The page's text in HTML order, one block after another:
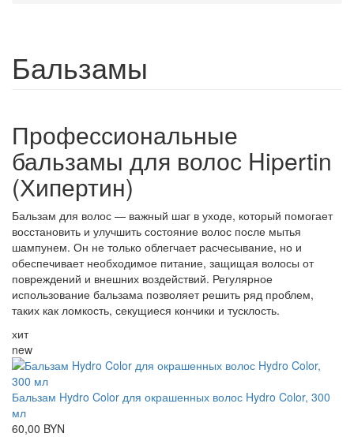
Бальзамы
Профессиональные
бальзамы для волос Hipertin
(Хипертин)
Бальзам для волос — важный шаг в уходе, который помогает
восстановить и улучшить состояние волос после мытья
шампунем. Он не только облегчает расчесывание, но и
обеспечивает необходимое питание, защищая волосы от
повреждений и внешних воздействий. Регулярное
использование бальзама позволяет решить ряд проблем,
таких как ломкость, секущиеся кончики и тусклость.
хит
new
Бальзам Hydro Color для окрашенных волос Hydro Color, 300
мл
60,00 BYN